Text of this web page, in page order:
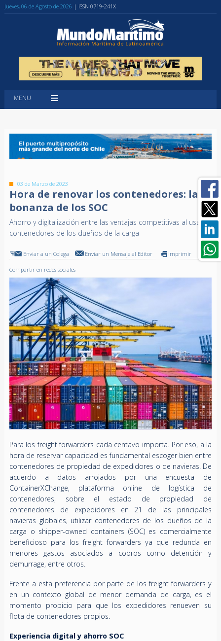
Jueves, 06 de Agosto de 2026 | ISSN 0719-241X
MENU
03 de Marzo de 2023
Hora de renovar los contenedores: la
bonanza de los SOC
Ahorro y digitalización entre las ventajas competitivas al usar
contenedores de los dueños de la carga
Enviar a un Colega Enviar un Mensaje al Editor Imprimir
Compartir en redes sociales
Para los freight forwarders cada centavo importa. Por eso, a la
hora de reservar capacidad es fundamental escoger bien entre
contenedores de propiedad de expedidores o de navieras. De
acuerdo a datos arrojados por una encuesta de
ContainerXChange, plataforma online de logística de
contenedores, sobre el estado de propiedad de
contenedores de expedidores en 21 de las principales
navieras globales, utilizar contenedores de los dueños de la
carga o shipper-owned containers (SOC) es comercialmente
beneficioso para los freight forwarders ya que redunda en
menores gastos asociados a cobros como detención y
demurrage, entre otros.
Frente a esta preferencia por parte de los freight forwarders y
en un contexto global de menor demanda de carga, es el
momento propicio para que los expedidores renueven su
flota de contenedores propios.
Experiencia digital y ahorro SOC